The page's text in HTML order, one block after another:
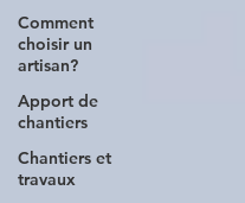
Comment
choisir un
artisan?
Apport de
chantiers
Chantiers et
travaux